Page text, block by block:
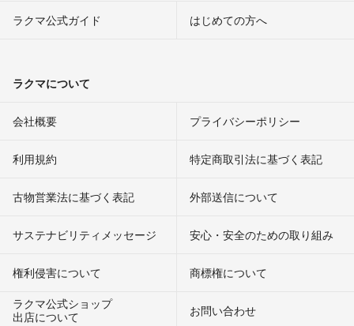
ラクマ公式ガイド はじめての方へ
ラクマについて
会社概要 プライバシーポリシー
利用規約 特定商取引法に基づく表記
古物営業法に基づく表記 外部送信について
サステナビリティメッセージ 安心・安全のための取り組み
権利侵害について
商標権について
ラクマ公式ショップ
出店について
お問い合わせ